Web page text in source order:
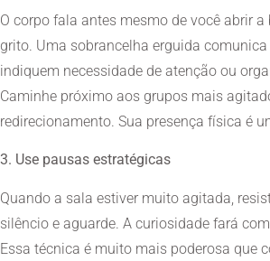
O corpo fala antes mesmo de você abrir
grito. Uma sobrancelha erguida
indiquem necessidade de atenção ou
Caminhe próximo aos grupos mais
redirecionamento. Sua presença física é
3. Use pausas estratégicas
Quando a sala estiver muito agitada,
silêncio e aguarde. A curiosidade fará
Essa técnica é muito mais poderosa que